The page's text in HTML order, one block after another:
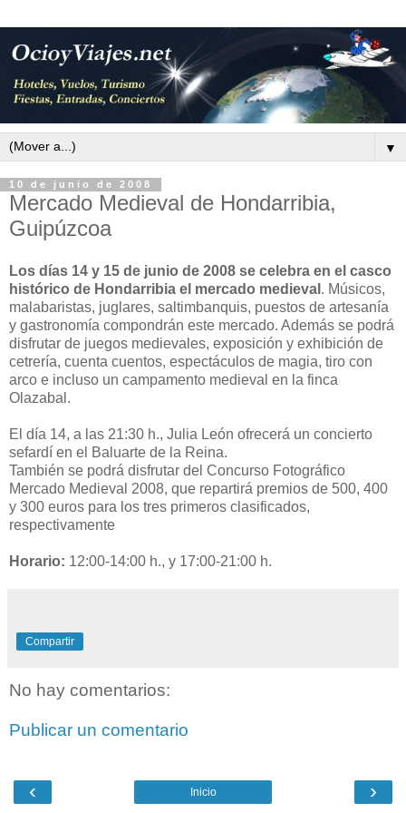
▼
10 de junio de 2008
Mercado Medieval de Hondarribia,
Guipúzcoa
Los días 14 y 15 de junio de 2008 se celebra en el casco
histórico de Hondarribia el mercado medieval . Músicos,
malabaristas, juglares, saltimbanquis, puestos de artesanía
y gastronomía compondrán este mercado. Además se podrá
disfrutar de juegos medievales, exposición y exhibición de
cetrería, cuenta cuentos, espectáculos de magia, tiro con
arco e incluso un campamento medieval en la finca
Olazabal.
El día 14, a las 21:30 h., Julia León ofrecerá un concierto
sefardí en el Baluarte de la Reina.
También se podrá disfrutar del Concurso Fotográfico
Mercado Medieval 2008, que repartirá premios de 500, 400
y 300 euros para los tres primeros clasificados,
respectivamente
Horario: 12:00-14:00 h., y 17:00-21:00 h.
Compartir
No hay comentarios:
Publicar un comentario
‹ ›
Inicio